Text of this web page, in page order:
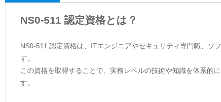
NS0-511 認定資格とは？
NS0-511 認定資格は、ITエンジニアやセキュリティ専門職、ソ
す。
この資格を取得することで、実務レベルの技術や知識を体系的
す。